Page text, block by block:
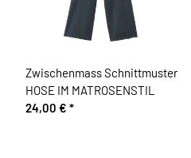
Zwischenmass Schnittmuster
HOSE IM MATROSENSTIL
24,00 € *